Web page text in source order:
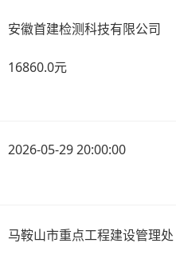
安徽首建检测科技有限公司
16860.0元
2026-05-29 20:00:00
马鞍山市重点工程建设管理处